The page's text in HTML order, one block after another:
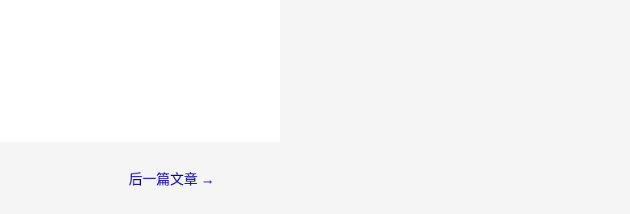
后一篇文章 →